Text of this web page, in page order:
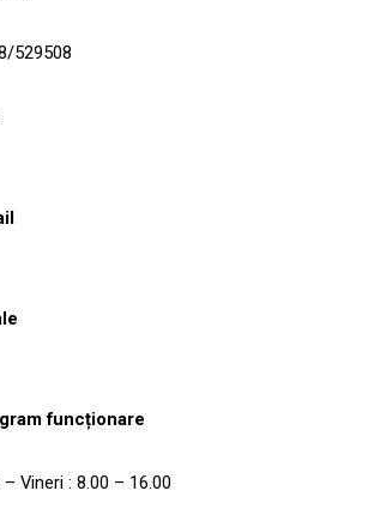
529508
funcționare
– Vineri : 8.00 – 16.00